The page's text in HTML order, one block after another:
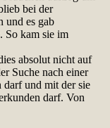
bei der
und es gab
So kam sie im
absolut nicht auf
Suche nach einer
darf und mit der sie
darf. Von